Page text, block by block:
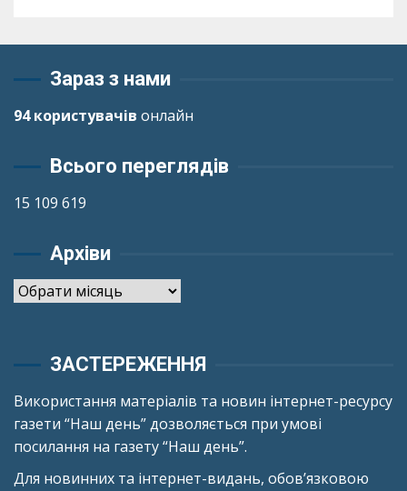
Зараз з нами
94 користувачів онлайн
Всього переглядів
15 109 619
Архіви
Архіви
ЗАСТЕРЕЖЕННЯ
Використання матеріалів та новин інтернет-ресурсу
газети “Наш день” дозволяється при умові
посилання на газету “Наш день”.
Для новинних та інтернет-видань, обов’язковою